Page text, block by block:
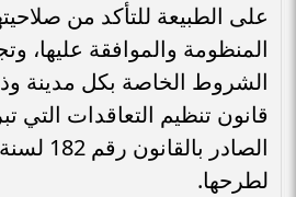
على الطبيعة للتأكد من
المنظومة والموافقة عليها،
الشروط الخاصة بكل مدينة
قانون تنظيم التعاقدات التي
لطرحها.